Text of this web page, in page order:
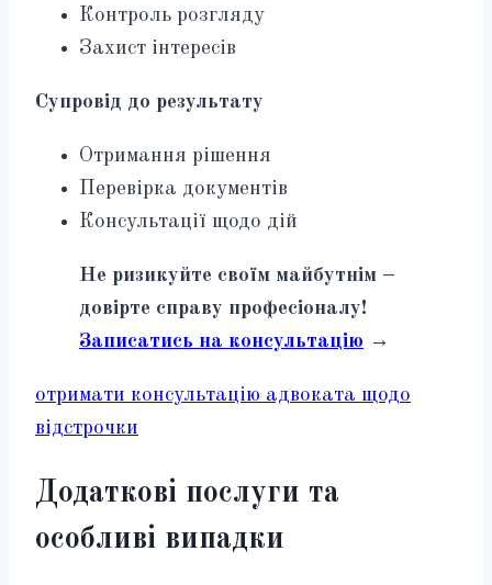
Контроль розгляду
Захист інтересів
Супровід до результату
Отримання рішення
Перевірка документів
Консультації щодо дій
Не ризикуйте своїм майбутнім –
довірте справу професіоналу!
Записатись на консультацію →
отримати консультацію адвоката щодо
відстрочки
Додаткові послуги та
особливі випадки